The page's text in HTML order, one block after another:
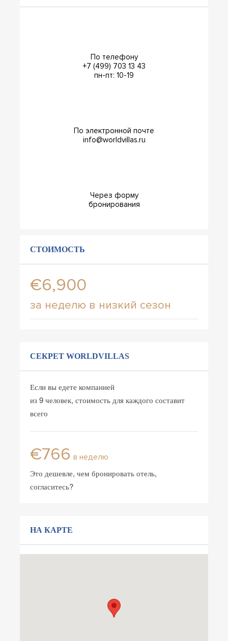
По телефону
+7 (499) 703 13 43
пн-пт: 10-19
По электронной почте
info@worldvillas.ru
Через форму
бронирования
СТОИМОСТЬ
€6,900
за неделю в низкий сезон
СЕКРЕТ WORLDVILLAS
Если вы едете компанией
из 9 человек, стоимость для каждого составит
всего
€766 в неделю
Это дешевле, чем бронировать отель,
согласитесь?
НА КАРТЕ